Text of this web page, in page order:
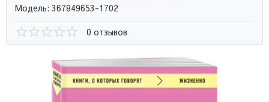
Модель: 367849653-1702
0 отзывов